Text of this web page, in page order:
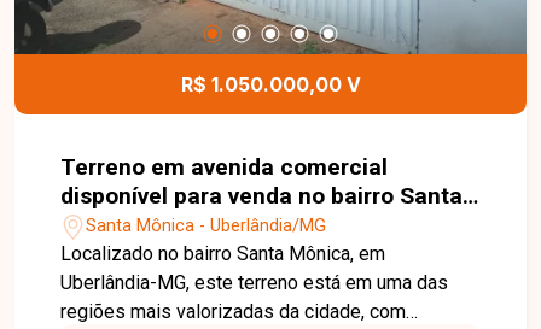
separadamente, caso haja interesse. Esta é uma
excelente oportunidade para quem busca um
apartamento moderno, bem localizado e pronto
para morar no bairro Novo Mundo. Agende uma
imóvel.
R$ 1.050.000,00 V
Terreno em avenida comercial
disponível para venda no bairro Santa
Mônica em Uberlândia-MG
Santa Mônica - Uberlândia/MG
Localizado no bairro Santa Mônica, em
Uberlândia-MG, este terreno está em uma das
regiões mais valorizadas da cidade, com